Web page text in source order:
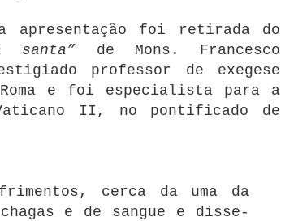
apresentação foi retirada do
santa” de Mons. Francesco
professor de exegese
e foi especialista para a
II, no pontificado de
cerca da uma da
e de sangue e disse-